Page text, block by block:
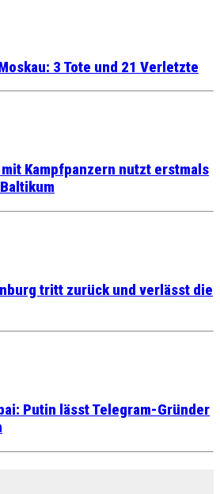
3 Tote und 21 Verletzte
Kampfpanzern nutzt erstmals
tritt zurück und verlässt die
Putin lässt Telegram-Gründer